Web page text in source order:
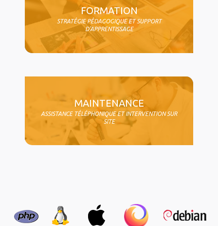
FORMATION
STRATÉGIE PÉDAGOGIQUE ET SUPPORT
D'APPRENTISSAGE
MAINTENANCE
ASSISTANCE TÉLÉPHONIQUE ET INTERVENTION SUR
SITE